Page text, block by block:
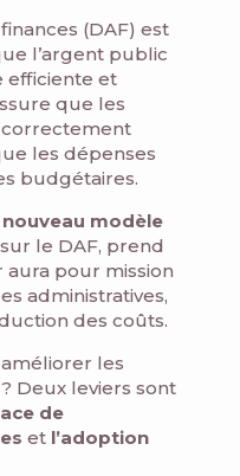
(DAF) est
l’argent public
efficiente et
que les
les dépenses
budgétaires.
nouveau modèle
le DAF, prend
aura pour mission
administratives,
des coûts.
les
Deux leviers sont
de
et l’adoption